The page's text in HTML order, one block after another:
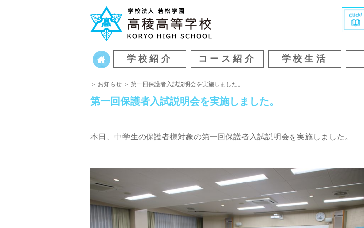
学校紹介 コース紹介 学校生活
＞ お知らせ ＞ 第一回保護者入試説明会を実施しました。
第一回保護者入試説明会を実施しました。
本日、中学生の保護者様対象の第一回保護者入試説明会を実施しました。